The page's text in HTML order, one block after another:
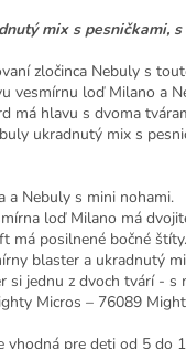
mix s pesničkami,
zločinca Nebuly s
vesmírnu loď Milano a
má hlavu s dvoma
ukradnutý mix s
a Nebuly s mini nohami.
loď Milano má
má posilnené bočné štíty.
blaster a ukradnutý
jednu z dvoch tvárí - s
Micros – 76089
vhodná pre deti od 5 do